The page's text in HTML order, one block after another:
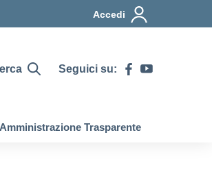
Accedi
Seguici su:
Amministrazione Trasparente